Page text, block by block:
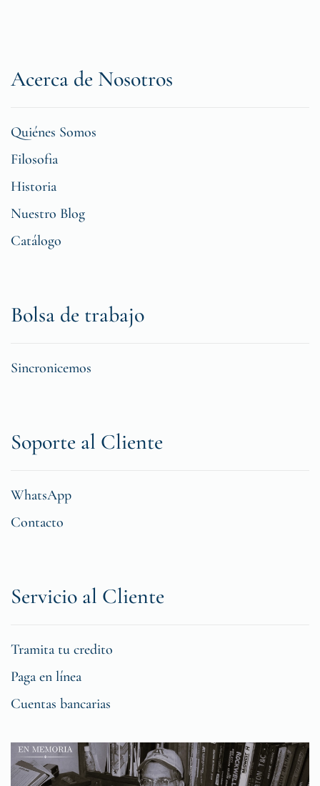
Acerca de Nosotros
Quiénes Somos
Filosofia
Historia
Nuestro Blog
Catálogo
Bolsa de trabajo
Sincronicemos
Soporte al Cliente
WhatsApp
Contacto
Servicio al Cliente
Tramita tu credito
Paga en línea
Cuentas bancarias